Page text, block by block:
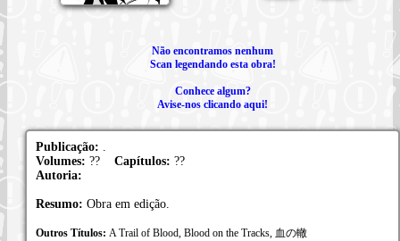
Não encontramos nenhum
Scan legendando esta obra!
Conhece algum?
Avise-nos clicando aqui!
Publicação:
Volumes: ?? Capítulos: ??
Autoria:
Resumo: Obra em edição.
Outros Títulos: A Trail of Blood, Blood on the Tracks, 血の轍